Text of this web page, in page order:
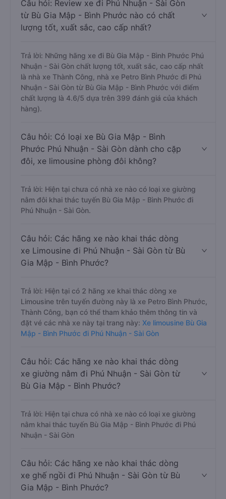
Câu hỏi: Review xe đi Phú Nhuận - Sài Gòn
từ Bù Gia Mập - Bình Phước nào có chất
lượng tốt, xuất sắc, cao cấp nhất?
Trả lời: Những hãng xe đi Bù Gia Mập - Bình Phước Phú
Nhuận - Sài Gòn chất lượng tốt, xuất sắc, cao cấp nhất
là nhà xe Thành Công, nhà xe Petro Bình Phước đi Phú
Nhuận - Sài Gòn từ Bù Gia Mập - Bình Phước với điểm
chất lượng là 4.6/5 dựa trên 399 đánh giá của khách
hàng).
Câu hỏi: Có loại xe Bù Gia Mập - Bình
Phước Phú Nhuận - Sài Gòn dành cho cặp
đôi, xe limousine phòng đôi không?
Trả lời: Hiện tại chưa có nhà xe nào có loại xe giường
nằm đôi khai thác tuyến Bù Gia Mập - Bình Phước đi
Phú Nhuận - Sài Gòn.
Câu hỏi: Các hãng xe nào khai thác dòng
xe Limousine đi Phú Nhuận - Sài Gòn từ Bù
Gia Mập - Bình Phước?
Trả lời: Hiện tại có 2 hãng xe khai thác dòng xe
Limousine trên tuyến đường này là xe Petro Bình Phước,
Thành Công, bạn có thể tham khảo thêm thông tin và
đặt vé các nhà xe này tại trang này: Xe limousine Bù Gia
Mập - Bình Phước đi Phú Nhuận - Sài Gòn
Câu hỏi: Các hãng xe nào khai thác dòng
xe giường nằm đi Phú Nhuận - Sài Gòn từ
Bù Gia Mập - Bình Phước?
Trả lời: Hiện tại chưa có nhà xe nào có loại xe giường
nằm khai thác tuyến Bù Gia Mập - Bình Phước đi Phú
Nhuận - Sài Gòn
Câu hỏi: Các hãng xe nào khai thác dòng
xe ghế ngồi đi Phú Nhuận - Sài Gòn từ Bù
Gia Mập - Bình Phước?